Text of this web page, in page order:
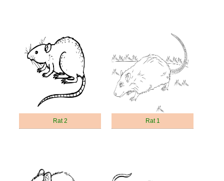
Rat 2 Rat 1